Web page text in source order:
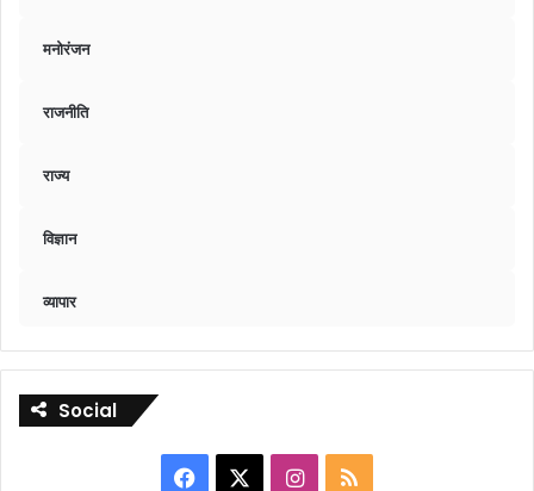
मनोरंजन
राजनीति
राज्य
विज्ञान
व्यापार
Social
Facebook Instagram
RSS